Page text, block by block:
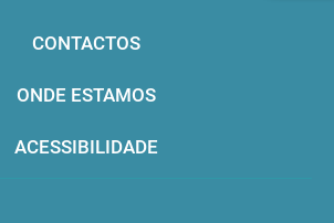
CONTACTOS
ONDE ESTAMOS
ACESSIBILIDADE